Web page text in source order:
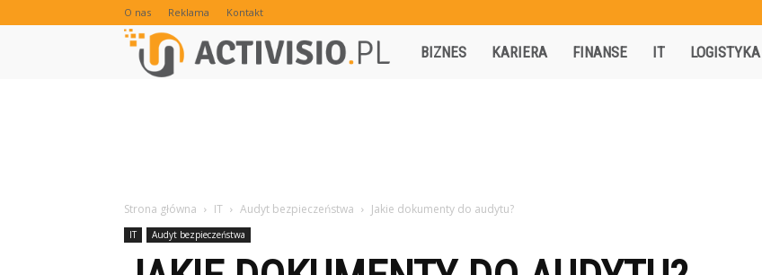
O nas Reklama Kontakt
Activisio.pl
BIZNES KARIERA FINANSE IT LOGISTYKA
Strona główna IT Audyt bezpieczeństwa Jakie dokumenty do audytu?
IT Audyt bezpieczeństwa